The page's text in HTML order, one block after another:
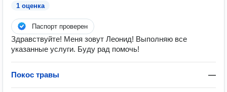
1 оценка
Паспорт проверен
Здравствуйте! Меня зовут Леонид! Выполняю все
указанные услуги. Буду рад помочь!
Покос травы —